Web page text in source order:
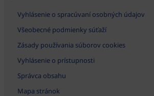
Vyhlásenie o spracúvaní osobných údajov
Všeobecné podmienky súťaží
Zásady používania súborov cookies
Vyhlásenie o prístupnosti
Správca obsahu
Mapa stránok